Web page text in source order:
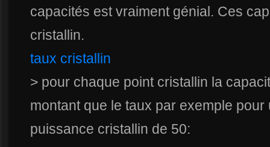
capacités est vraiment génial. Ces
cristallin.
taux cristallin
> pour chaque point cristallin la
montant que le taux par exemple
puissance cristallin de 50: